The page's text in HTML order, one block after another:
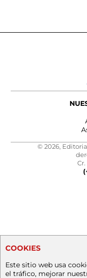
© 2026,
COOKIES
Este sitio web usa
el tráfico, mejorar